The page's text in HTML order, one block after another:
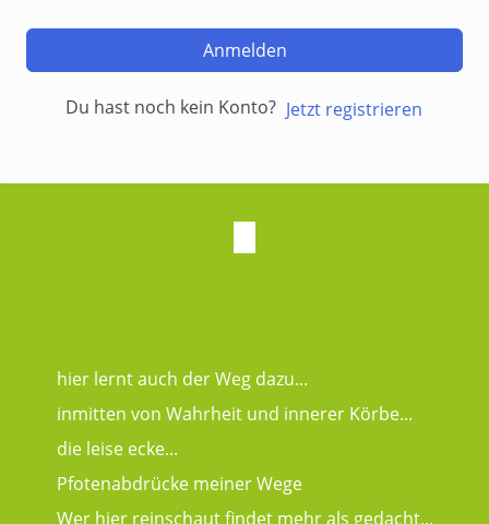
Anmelden
Du hast noch kein Konto? Jetzt registrieren
hier lernt auch der Weg dazu...
inmitten von Wahrheit und innerer Körbe...
die leise ecke...
Pfotenabdrücke meiner Wege
Wer hier reinschaut findet mehr als gedacht...